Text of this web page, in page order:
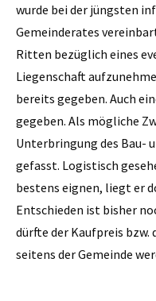
wurde bei der jüngsten
Gemeinderates
Ritten bezüglich eines
Liegenschaft
bereits gegeben. Auch
gegeben. Als mögliche
Unterbringung des Bau-
gefasst. Logistisch
bestens eignen, liegt er
Entschieden ist bisher
dürfte der Kaufpreis bzw.
seitens der Gemeinde